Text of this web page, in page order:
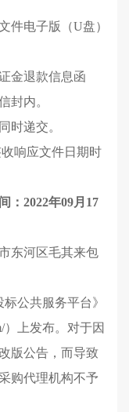
件电子版（U盘）
金退款信息函
封内。
时递交。
响应文件日期时
：2022年09月 17
东河区毛其来包
标公共服务平台》
上发布。 对于因
版公告，而导致
购代理机构不予